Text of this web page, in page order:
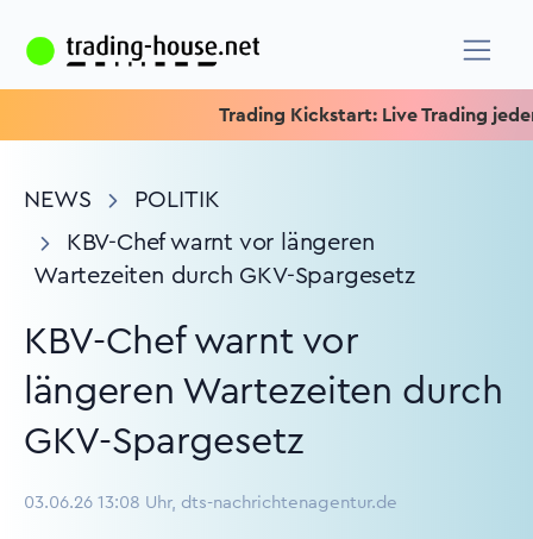
Trading Kickstart: Live Trading jeden
NEWS
POLITIK
KBV-Chef warnt vor längeren
Wartezeiten durch GKV-Spargesetz
KBV-Chef warnt vor
längeren Wartezeiten durch
GKV-Spargesetz
03.06.26 13:08 Uhr, dts-nachrichtenagentur.de